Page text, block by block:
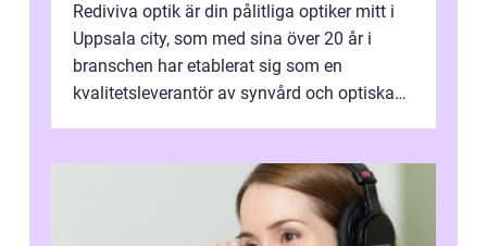
Rediviva optik är din pålitliga optiker mitt i
Uppsala city, som med sina över 20 år i
branschen har etablerat sig som en
kvalitetsleverantör av synvård och optiska